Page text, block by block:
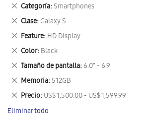
Categoría Smartphones
Eliminar
este
artículo
Clase Galaxy S
Eliminar
este
artículo
Feature HD Display
Eliminar
este
artículo
Color Black
Eliminar
este
artículo
Tamaño de pantalla 6.0" - 6.9"
Eliminar
este
artículo
Memoria 512GB
Eliminar
este
artículo
Precio US$ 1,500.00 - US$ 1,599.99
Eliminar
este
artículo
Eliminar todo